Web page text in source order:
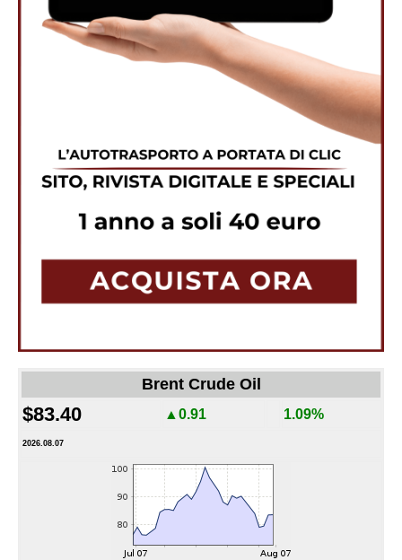
Brent Crude Oil
$83.40 ▲0.91 1.09%
2026.08.07